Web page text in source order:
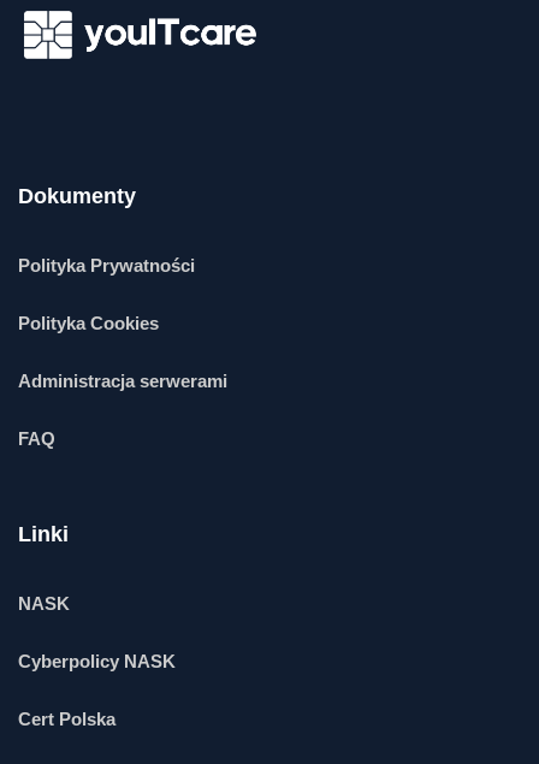
Dokumenty
Polityka Prywatności
Polityka Cookies
Administracja serwerami
FAQ
Linki
NASK
Cyberpolicy NASK
Cert Polska